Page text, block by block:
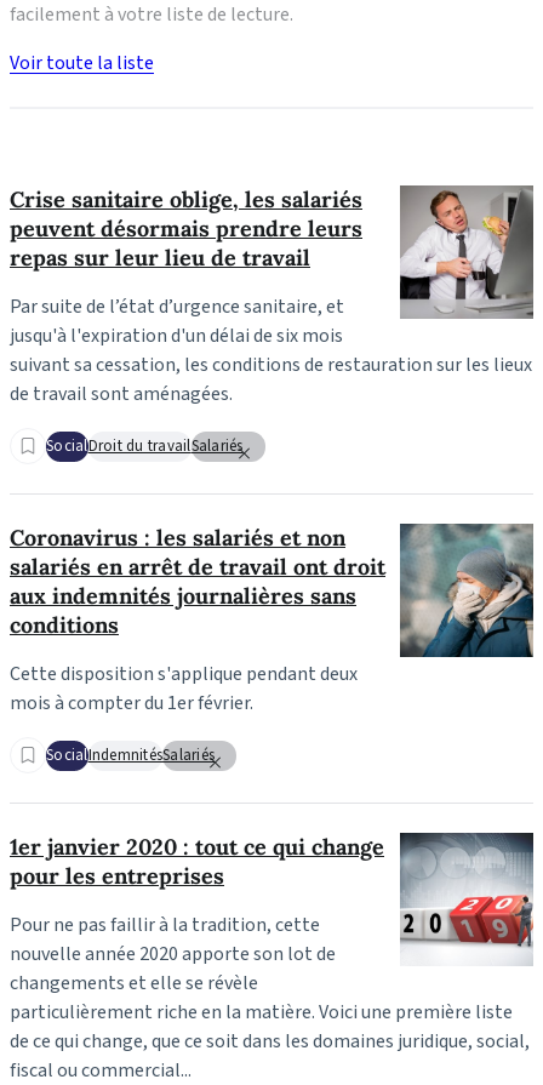
Crise sanitaire oblige, les salariés
peuvent désormais prendre leurs
repas sur leur lieu de travail
Par suite de l’état d’urgence sanitaire, et
jusqu'à l'expiration d'un délai de six mois
suivant sa cessation, les conditions de restauration sur les lieux
de travail sont aménagées.
SocialDroit du travailSalariés
Coronavirus : les salariés et non
salariés en arrêt de travail ont droit
aux indemnités journalières sans
conditions
Cette disposition s'applique pendant deux
mois à compter du 1er février.
SocialIndemnitésSalariés
1er janvier 2020 : tout ce qui change
pour les entreprises
Pour ne pas faillir à la tradition, cette
nouvelle année 2020 apporte son lot de
changements et elle se révèle
particulièrement riche en la matière. Voici une première liste
de ce qui change, que ce soit dans les domaines juridique, social,
fiscal ou commercial...
facilement à votre liste de lecture.
Voir toute la liste